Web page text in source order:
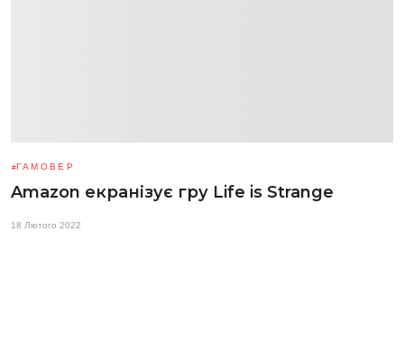
ГАМОВЕР
Amazon екранізує гру Life is Strange
18 Лютого 2022